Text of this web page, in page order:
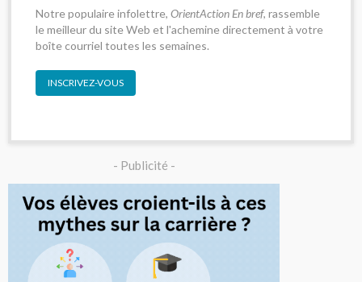
Notre populaire infolettre, OrientAction En bref, rassemble
le meilleur du site Web et l'achemine directement à votre
boîte courriel toutes les semaines.
INSCRIVEZ-VOUS
- Publicité -